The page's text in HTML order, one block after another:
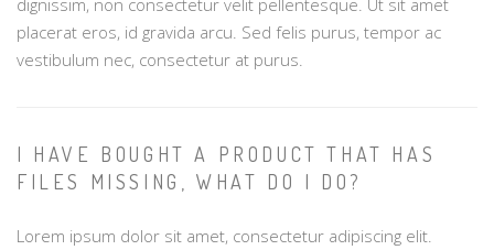
dignissim, non consectetur velit pellentesque. Ut sit amet
placerat eros, id gravida arcu. Sed felis purus, tempor ac
vestibulum nec, consectetur at purus.
I HAVE BOUGHT A PRODUCT THAT HAS
FILES MISSING, WHAT DO I DO?
Lorem ipsum dolor sit amet, consectetur adipiscing elit.